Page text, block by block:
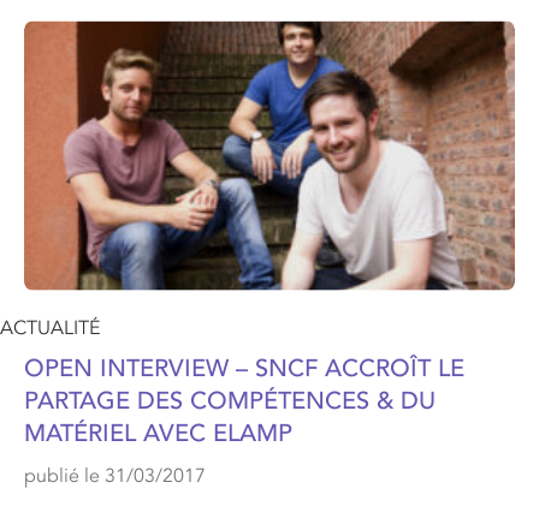
ACTUALITÉ
OPEN INTERVIEW – SNCF ACCROÎT LE
PARTAGE DES COMPÉTENCES & DU
MATÉRIEL AVEC ELAMP
publié le 31/03/2017